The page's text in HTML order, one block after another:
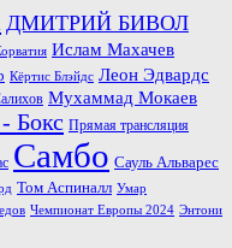
ДМИТРИЙ БИВОЛ
Ислам Махачев
Кёртис Блэйдс Леон Эдвардс
Мухаммад Мокаев
Бокс Прямая трансляция
Самбо Сауль Альварес
Том Аспиналл Умар
Чемпионат Европы 2024 Энтони